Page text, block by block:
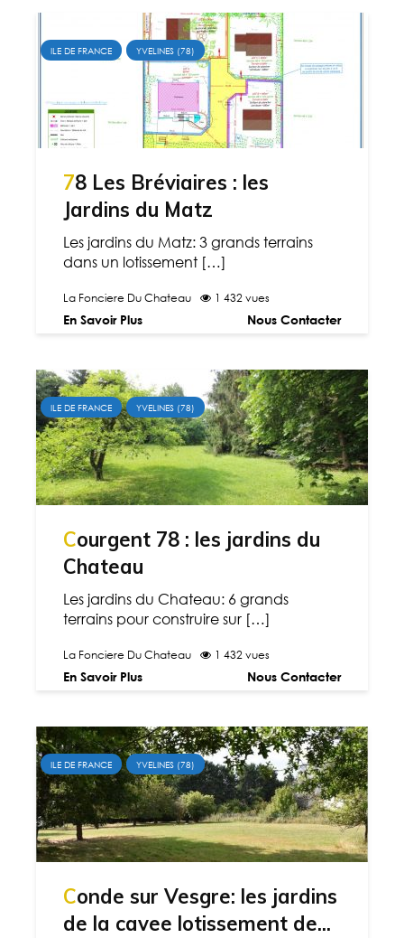
ILE DE FRANCE YVELINES (78)
78 Les Bréviaires : les
Jardins du Matz
Les jardins du Matz: 3 grands terrains
dans un lotissement […]
La Fonciere Du Chateau 1 432 vues
En Savoir Plus Nous Contacter
ILE DE FRANCE YVELINES (78)
Courgent 78 : les jardins du
Chateau
Les jardins du Chateau: 6 grands
terrains pour construire sur […]
La Fonciere Du Chateau 1 432 vues
En Savoir Plus Nous Contacter
ILE DE FRANCE YVELINES (78)
Conde sur Vesgre: les jardins
de la cavee lotissement de...